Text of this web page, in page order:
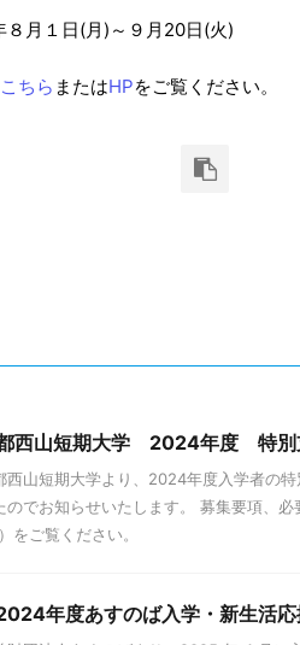
月１日(月)～９月20日(火)
こちら またはHPをご覧ください。
西山短期大学 2024年度 特別
西山短期大学より、2024年度入学者の
のでお知らせいたします。 募集要項、
をご覧ください。
2024年度あすのば入学・新生活